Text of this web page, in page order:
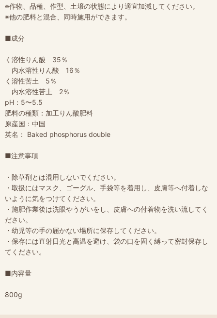
※作物、品種、作型、土壌の状態により適宜加減してください。
※他の肥料と混合、同時施用ができます。
■成分
く溶性りん酸 35％
内水溶性りん酸 16％
く溶性苦土 5％
内水溶性苦土 2％
pH：5〜5.5
肥料の種類：加工りん酸肥料
原産国：中国
英名： Baked phosphorus double
■注意事項
・除草剤とは混用しないでください。
・取扱にはマスク、ゴーグル、手袋等を着用し、皮膚等へ付着しな
いように気をつけてください。
・施肥作業後は洗眼やうがいをし、皮膚への付着物を洗い流してく
ださい。
・幼児等の手の届かない場所に保存してください。
・保存には直射日光と高温を避け、袋の口を固く縛って密封保存し
てください。
■内容量
800g